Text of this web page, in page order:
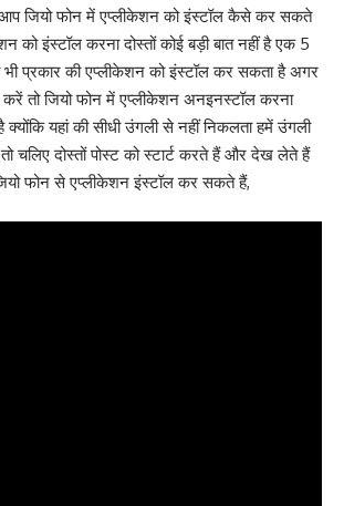
जियो फोन में एप्लीकेशन को इंस्टॉल कैसे कर सकते
को इंस्टॉल करना दोस्तों कोई बड़ी बात नहीं है एक 5
भी प्रकार की एप्लीकेशन को इंस्टॉल कर सकता है अगर
करें तो जियो फोन में एप्लीकेशन अनइनस्टॉल करना
क्योंकि यहां की सीधी उंगली से नहीं निकलता हमें उंगली
चलिए दोस्तों पोस्ट को स्टार्ट करते हैं और देख लेते हैं
फोन से एप्लीकेशन इंस्टॉल कर सकते हैं,